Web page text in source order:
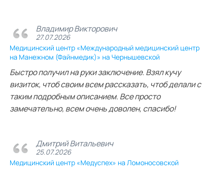
Владимир Викторович
27.07.2026
Медицинский центр «Международный медицинский центр
на Манежном (Файнмедик)» на Чернышевской
Быстро получил на руки заключение. Взял кучу
визиток, чтоб своим всем рассказать, чтоб делали с
таким подробным описанием. Все просто
замечательно, всем очень доволен, спасибо!
Дмитрий Витальевич
25.07.2026
Медицинский центр «Медуспех» на Ломоносовской